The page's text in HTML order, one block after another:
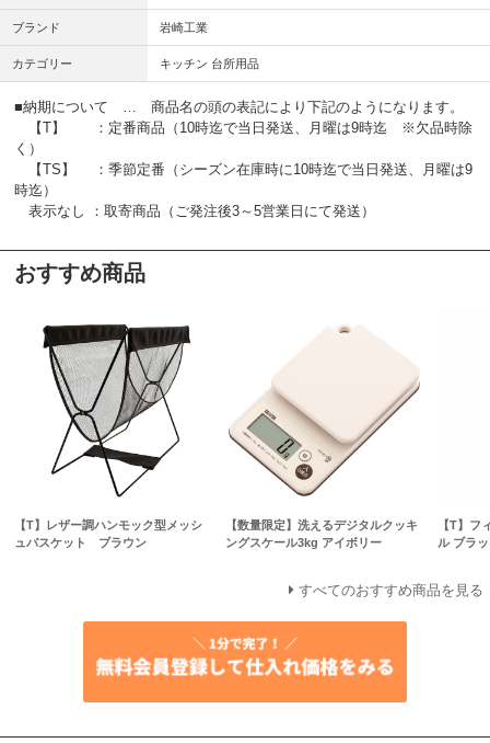
ブランド 岩崎工業
カテゴリー キッチン 台所用品
■納期について … 商品名の頭の表記により下記のようになります。
【T】 ：定番商品（10時迄で当日発送、月曜は9時迄 ※欠品時除
く）
【TS】 ：季節定番（シーズン在庫時に10時迄で当日発送、月曜は9
時迄）
表示なし ：取寄商品（ご発注後3～5営業日にて発送）
おすすめ商品
【T】レザー調ハンモック型メッシ
ュバスケット ブラウン
【数量限定】洗えるデジタルクッキ
ングスケール3kg アイボリー
【T】フ
ル ブラ
すべてのおすすめ商品を見る